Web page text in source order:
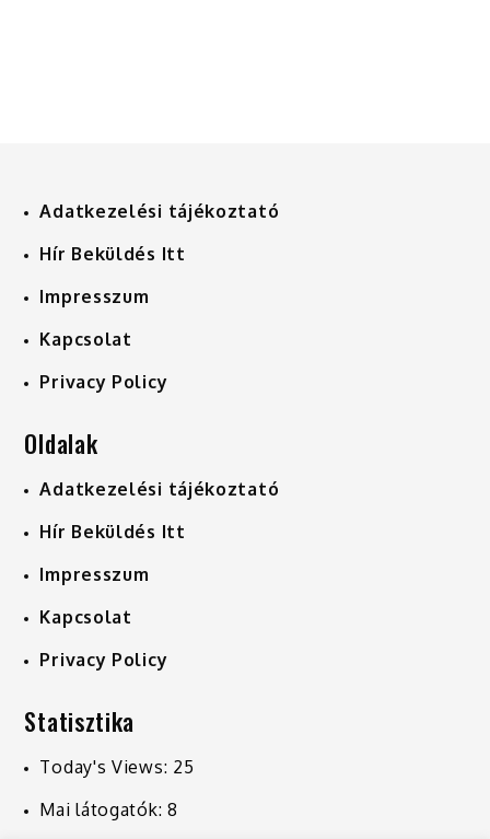
Adatkezelési tájékoztató
Hír Beküldés Itt
Impresszum
Kapcsolat
Privacy Policy
Oldalak
Adatkezelési tájékoztató
Hír Beküldés Itt
Impresszum
Kapcsolat
Privacy Policy
Statisztika
Today's Views: 25
Mai látogatók: 8